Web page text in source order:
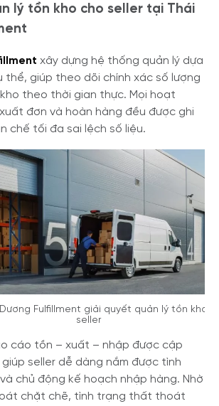
lý tồn kho cho seller tại Thái
xây dựng hệ thống quản lý dựa
thể, giúp theo dõi chính xác số lượng
theo thời gian thực. Mọi hoạt
đơn và hoàn hàng đều được ghi
chế tối đa sai lệch số liệu.
Fulfillment giải quyết quản lý tồn kho
seller
cáo tồn – xuất – nhập được cập
seller dễ dàng nắm được tình
chủ động kế hoạch nhập hàng. Nhờ
chặt chẽ, tình trạng thất thoát